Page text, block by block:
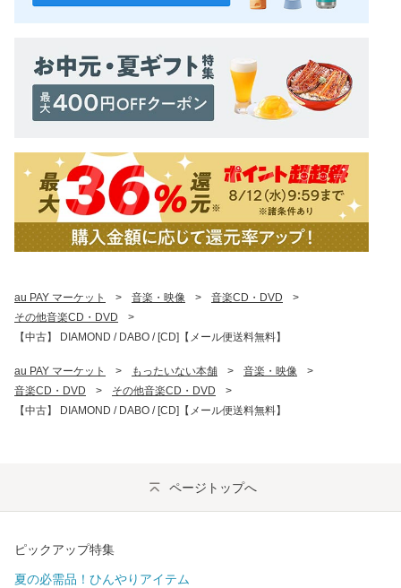
au PAY マーケット > 音楽・映像 > 音楽CD・DVD
>
その他音楽CD・DVD
>
【中古】 DIAMOND / DABO / [CD]【メール便送料無料】
au PAY マーケット > もったいない本舗 > 音楽・映像
>
音楽CD・DVD
> その他音楽CD・DVD
>
【中古】 DIAMOND / DABO / [CD]【メール便送料無料】
ページトップへ
ピックアップ特集
夏の必需品！ひんやりアイテム